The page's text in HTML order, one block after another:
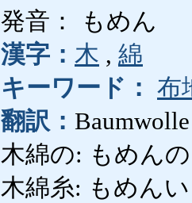
発音： もめん
漢字： 木 , 綿
キーワード： 布
翻訳： Baumwolle
木綿の: もめん
木綿糸: もめん